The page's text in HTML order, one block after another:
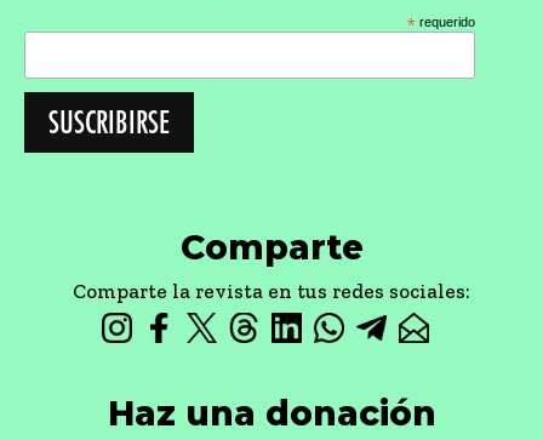
* requerido
Comparte
Comparte la revista en tus redes sociales:
Haz una donación